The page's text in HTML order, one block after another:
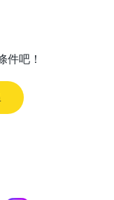
件吧！